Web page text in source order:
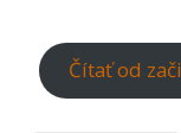
Čítať od